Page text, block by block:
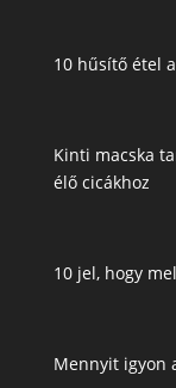
10 hűsítő étel
Kinti macska
élő cicákhoz
10 jel, hogy
Mennyit igyon